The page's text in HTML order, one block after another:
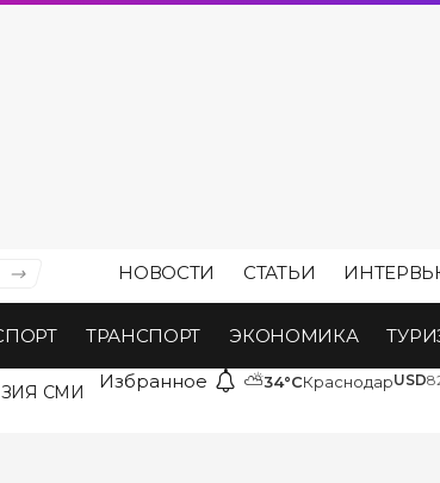
НОВОСТИ СТАТЬИ
ТРАНСПОРТ ЭКОНОМИКА
СМИ Избранное ⛅34°CКраснодарUSD